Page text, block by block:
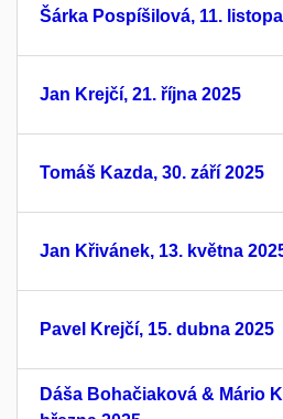
Šárka Pospíšilová, 11.
Jan Krejčí, 21. října 2025
Tomáš Kazda, 30. září 2025
Jan Křivánek, 13. května
Pavel Krejčí, 15. dubna 2025
Dáša Bohačiaková & Mário